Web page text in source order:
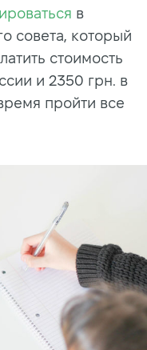
в
совета, который
стоимость
и 2350 грн. в
пройти все